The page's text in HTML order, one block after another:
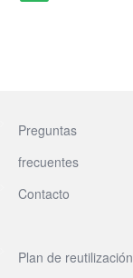
Preguntas
frecuentes
Contacto
Plan de reutilización